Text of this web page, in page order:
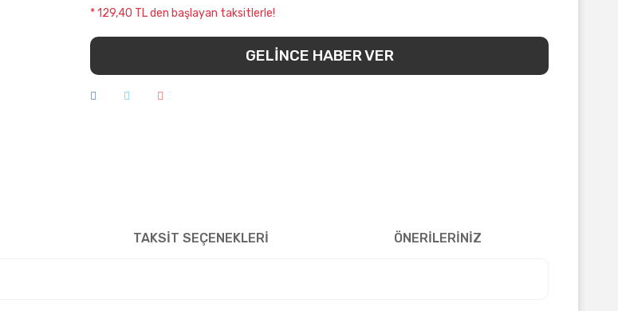
* 129,40 TL den başlayan taksitlerle!
GELİNCE HABER VER
TAKSİT SEÇENEKLERİ ÖNERİLERİNİZ